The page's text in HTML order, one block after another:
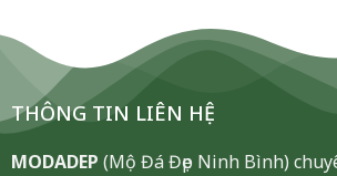
THÔNG TIN LIÊN HỆ
MODADEP (Mộ Đá Đẹp Ninh Bình)